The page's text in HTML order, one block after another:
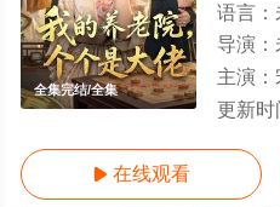
全集完结/全集
语言：
导演：
主演：
更新时
 在线观看